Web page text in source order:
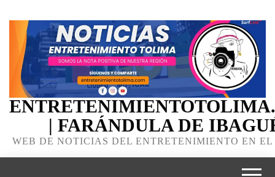
| FARÁNDULA DE
WEB DE NOTICIAS DEL ENTRETENIMIENTO EN